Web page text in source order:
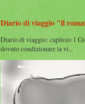
Diario di viaggio "il
Diario di viaggio: capitolo 1
dovuto condizionare la vi...